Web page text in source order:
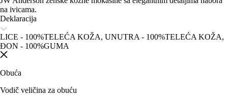
na ivicama.
Deklaracija
LICE - 100%TELEĆA KOŽA, UNUTRA - 100%TELEĆA KOŽA,
ĐON - 100%GUMA
Obuća
Vodič veličina za obuću